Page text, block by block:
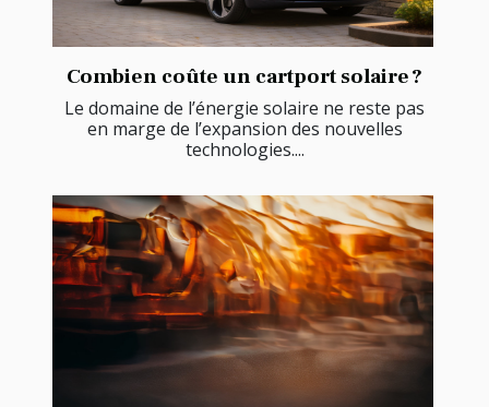
Combien coûte un cartport solaire ?
Le domaine de l’énergie solaire ne reste pas
en marge de l’expansion des nouvelles
technologies....